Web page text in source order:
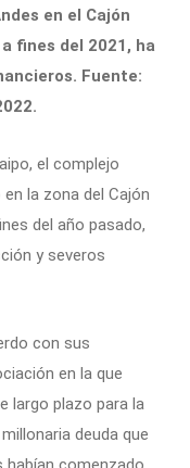
en el Cajón
fines del 2021, ha
Fuente:
el complejo
la zona del Cajón
del año pasado,
y severos
con sus
en la que
largo plazo para la
deuda que